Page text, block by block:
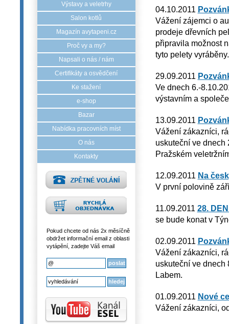
Výstavy a veletrhy
Salon kotlů
Magazín avytapeni.cz
Proč vy a my?
Napsali o nás / nám
Certifikáty a osvědčení
Ke stažení
e-shop
Bazar
Nabídka pracovních míst
O nás
Kontakty
Pokud chcete od nás 2x měsíčně
obdržet informační email z oblasti
vytápění, zadejte Váš email
04.10.2011
Vážení zájemci o
prodeje dřevních
připravila možnost
tyto pelety vyráběny.
29.09.2011
Ve dnech 6.-
výstavním a
13.09.2011
Vážení zákazníci,
uskuteční ve dnech
Pražském
12.09.2011 Na
V první polovině
11.09.2011 28.
se bude konat v
02.09.2011
Vážení zákazníci,
uskuteční ve dnech
Labem.
01.09.2011 Nové
Vážení zákazníci,